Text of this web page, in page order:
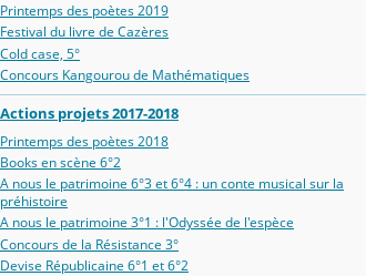
Printemps des poètes 2019
Festival du livre de Cazères
Cold case, 5°
Concours Kangourou de Mathématiques
Actions projets 2017-2018
Printemps des poètes 2018
Books en scène 6°2
A nous le patrimoine 6°3 et 6°4 : un conte musical sur la
préhistoire
A nous le patrimoine 3°1 : l'Odyssée de l'espèce
Concours de la Résistance 3°
Devise Républicaine 6°1 et 6°2